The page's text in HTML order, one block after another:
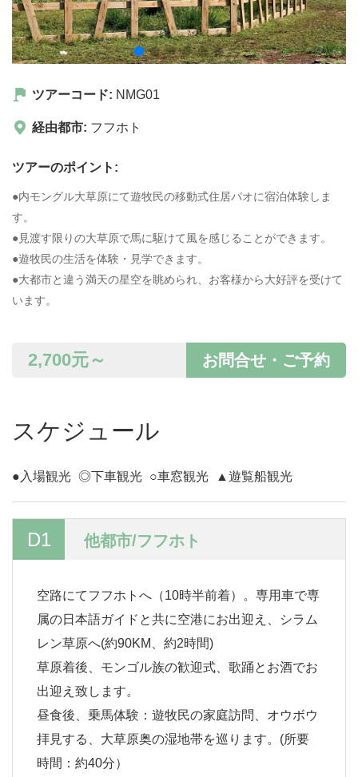
ツアーコード: NMG01
経由都市: フフホト
ツアーのポイント:
●内モングル大草原にて遊牧民の移動式住居パオに宿泊体験しま
す。
●見渡す限りの大草原で馬に駆けて風を感じることができます。
●遊牧民の生活を体験・見学できます。
●大都市と違う満天の星空を眺められ、お客様から大好評を受けて
います。
お問合せ・ご予約
2,700元～
スケジュール
●入場観光 ◎下車観光 ○車窓観光 ▲遊覧船観光
D1 他都市/フフホト
空路にてフフホトへ（10時半前着）。専用車で専
属の日本語ガイドと共に空港にお出迎え、シラム
レン草原へ(約90KM、約2時間)
草原着後、モンゴル族の歓迎式、歌踊とお酒でお
出迎え致します。
昼食後、乗馬体験：遊牧民の家庭訪問、オウボウ
拝見する、大草原奥の湿地帯を巡ります。(所要
時間：約40分）